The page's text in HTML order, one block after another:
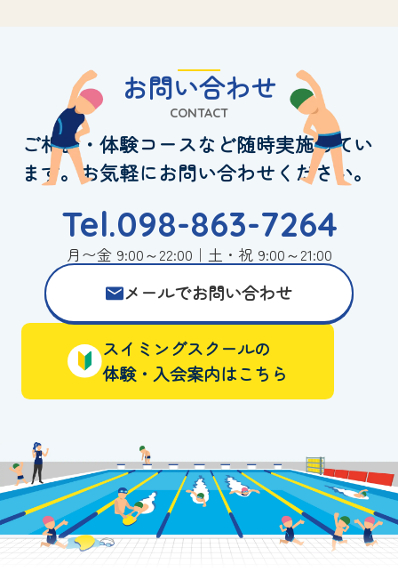
お問い合わせ
CONTACT
ご相談・体験コースなど随時実施してい
ます。お気軽にお問い合わせください。
Tel.098-863-7264
月〜金 9:00～22:00｜土・祝 9:00～21:00
メールでお問い合わせ
スイミングスクールの
体験・入会案内はこちら